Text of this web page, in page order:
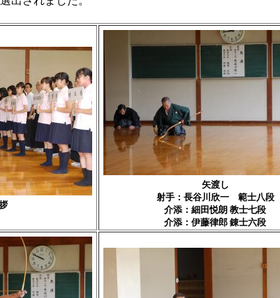
矢渡し
射手：長谷川欣一 範士八段
介添：細田悦朗 教士七段
介添：伊藤律郎 錬士六段